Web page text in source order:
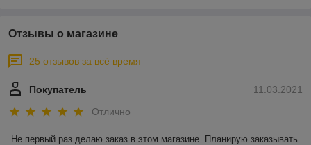
Отзывы о магазине
25 отзывов за всё время
11.03.2021
Покупатель
Отлично
Не первый раз делаю заказ в этом магазине. Планирую заказывать